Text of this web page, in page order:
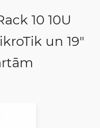
10 10U
un 19"